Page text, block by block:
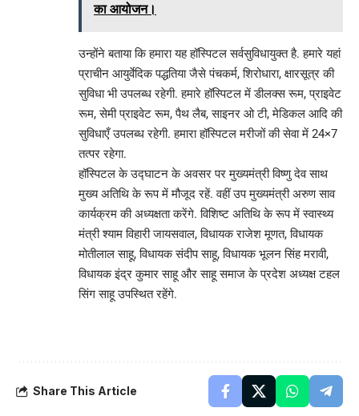
का आयोजन।
उन्होंने बताया कि हमारा यह हॉस्पिटल सर्वसुविधायुक्त है. हमारे यहां
प्राचीन आयुर्वेदिक पद्ध‌तिया जैसे पंचकर्म, शिरोधारा, क्षारसूत्र की
सुविधा भी उपलब्ध रहेगी. हमारे हॉस्पिटल में डीलक्स रूम, प्राइवेट
रूम, सेमी प्राइवेट रूम, पैथ लैब, साइनर ओ टी, मेडिकल आदि की
सुविधाएँ उपलब्ध रहेगी. हमारा हॉस्पिटल मरीजों की सेवा में 24×7
तत्पर रहेगा.
हॉस्पिटल के उद्घाटन के अवसर पर मुख्यमंत्री विष्णु देव साथ
मुख्य अतिथि के रूप में मौजूद रहें. वहीं उप मुख्यमंत्री अरुण साव
कार्यक्रम की अध्यक्षता करेंगे. विशिष्ट अतिथि के रूप में स्वास्थ्य
मंत्री श्याम विहारी जायसवाल, विधायक राजेश मूणत, विधायक
मोतीलाल साहू, विधायक संदीप साहू, विधायक भूलन सिंह मरावी,
विधायक इंद्र कुमार साहू और साहू समाज के प्रदेश अध्यक्ष टहल
सिंग साहू उपस्थित रहेंगे.
Share This Article